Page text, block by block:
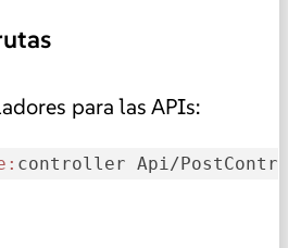
para las APIs:
controller Api/